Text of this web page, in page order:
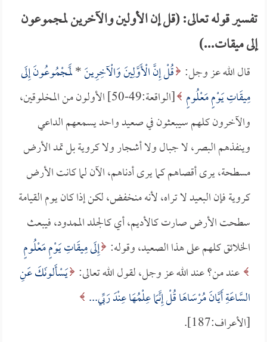
تفسير قوله تعالى: (قل إن الأولين والآخرين لمجموعون
إلى ميقات...)
قال الله عز وجل: قُلْ إِنَّ الْأَوَّلِينَ وَالْآخِرِينَ*لَمَجْمُوعُونَ إِلَى
مِيقَاتِ يَوْمٍ مَعْلُومٍ
[الواقعة:49-50] الأولون من المخلوقين،
والآخرون كلهم سيبعثون في صعيد واحد يسمعهم الداعي
وينفذهم البصر، لا جبال ولا أشجار ولا كروية بل تمد الأرض
مسطحة، يرى أقصاهم كما يرى أدناهم، الآن لما كانت الأرض
كروية فإن البعيد لا تراه، لأنه منخفض، لكن إذا كان يوم القيامة
سطحت الأرض صارت كالأديم، أي كالجلد الممدود، فيبعث
الخلائق كلهم على هذا الصعيد، وقوله: إِلَى مِيقَاتِ يَوْمٍ مَعْلُومٍ
عند من؟ عند الله عز وجل، لقول الله تعالى: يَسْأَلونَكَ عَنِ
السَّاعَةِ أَيَّانَ مُرْسَاهَا قُلْ إِنَّمَا عِلْمُهَا عِنْدَ رَبِّي...
[الأعراف:187].